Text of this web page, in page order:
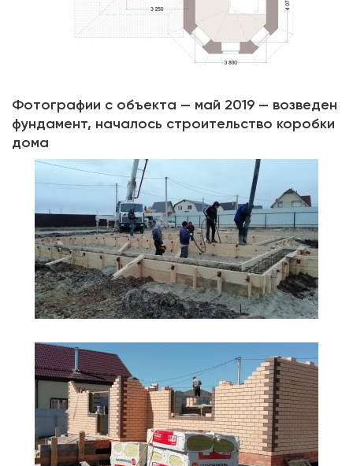
Фотографии с объекта — май 2019 — возведен
фундамент, началось строительство коробки
дома